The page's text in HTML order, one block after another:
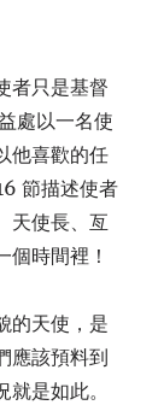
者只是基督
處以一名使
他喜歡的任
節描述使者
天使長、亙
時間裡！
的天使，是
應該預料到
就是如此。